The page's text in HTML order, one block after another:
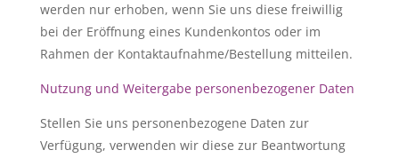
werden nur erhoben, wenn Sie uns diese freiwillig
bei der Eröffnung eines Kundenkontos oder im
Rahmen der Kontaktaufnahme/Bestellung mitteilen.
Nutzung und Weitergabe personenbezogener Daten
Stellen Sie uns personenbezogene Daten zur
Verfügung, verwenden wir diese zur Beantwortung